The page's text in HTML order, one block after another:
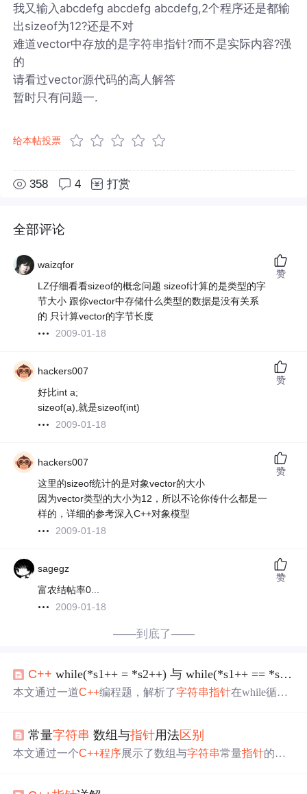
我又输入abcdefg abcdefg abcdefg,2个程序还是都输
出sizeof为12?还是不对
难道vector中存放的是字符串指针?而不是实际内容?强
的
请看过vector源代码的高人解答
暂时只有问题一.
给本帖投票
358 4 打赏
全部评论
waizqfor
LZ仔细看看sizeof的概念问题 sizeof计算的是类型的字
节大小 跟你vector中存储什么类型的数据是没有关系
的 只计算vector的字节长度
2009-01-18
赞
hackers007
好比int a;
sizeof(a),就是sizeof(int)
2009-01-18
赞
hackers007
这里的sizeof统计的是对象vector的大小
因为vector类型的大小为12，所以不论你传什么都是一
样的，详细的参考深入C++对象模型
2009-01-18
赞
sagegz
富农结帖率0...
2009-01-18
赞
——到底了——
C++ while(*s1++ = *s2++) 与 while(*s1++ == *s2++)
本文通过一道C++编程题，解析了字符串指针在while循环
指针自增和赋值操作的结合如何影响字符串
常量字符串 数组与指针用法区别
本文通过一个C++程序展示了数组与字符串常量指针的区